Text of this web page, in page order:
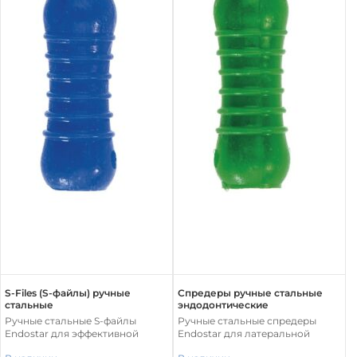
S-Files (S-файлы) ручные
стальные
Ручные стальные S-файлы
Endostar для эффективной
Спредеры ручные стальные
эндодонтические
Ручные стальные спредеры
Endostar для латеральной